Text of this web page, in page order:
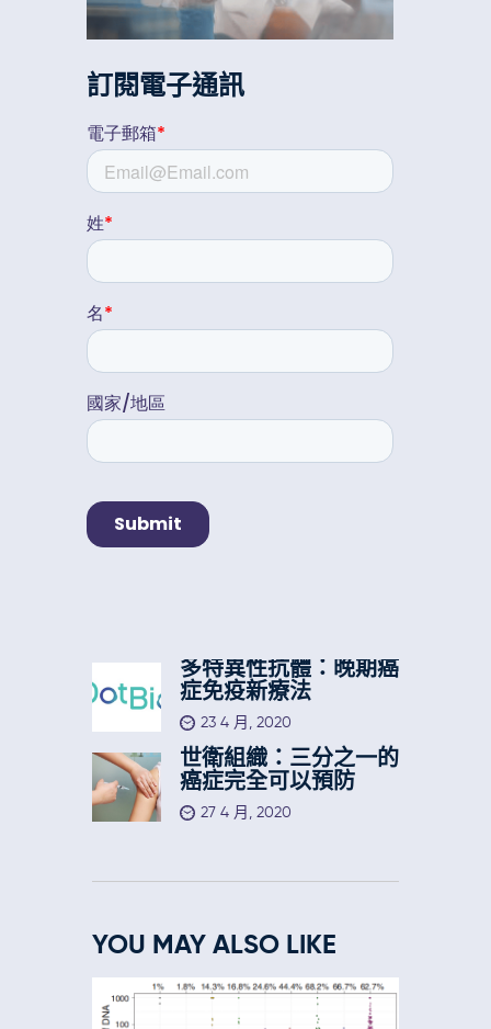
訂閱電子通訊
多特異性抗體：晚期癌
症免疫新療法
23 4 月, 2020
世衛組織：三分之一的
癌症完全可以預防
27 4 月, 2020
YOU MAY ALSO LIKE